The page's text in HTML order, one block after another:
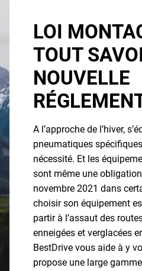
LOI
TOUT
NOUVELLE
A l’approche de l’hiver,
pneumatiques
nécessité. Et les
sont même une
novembre 2021 dans
choisir son équipement
partir à l’assaut des
enneigées et verglacées
BestDrive vous aide à y
propose une large